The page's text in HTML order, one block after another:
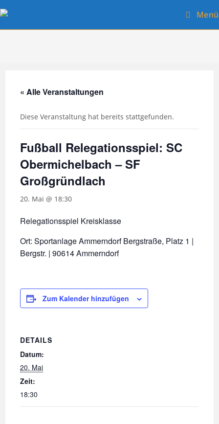
Inhalt
springen
Menü
« Alle Veranstaltungen
Diese Veranstaltung hat bereits stattgefunden.
Fußball Relegationsspiel: SC
Obermichelbach – SF
Großgründlach
20. Mai @ 18:30
Relegationsspiel Kreisklasse
Ort: Sportanlage Ammerndorf Bergstraße, Platz 1 |
Bergstr. | 90614 Ammerndorf
Zum Kalender hinzufügen
DETAILS
Datum:
20. Mai
Zeit:
18:30